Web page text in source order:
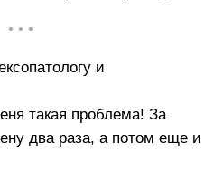
• • •
и
такая проблема! За
два раза, а потом еще и